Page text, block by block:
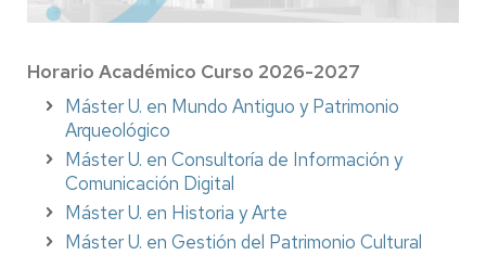
Horario Académico Curso 2026-2027
Máster U. en Mundo Antiguo y Patrimonio
Arqueológico
Máster U. en Consultoría de Información y
Comunicación Digital
Máster U. en Historia y Arte
Máster U. en Gestión del Patrimonio Cultural